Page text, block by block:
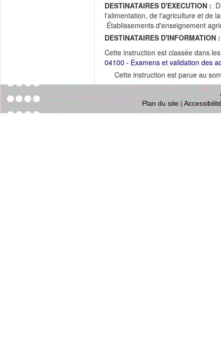
DESTINATAIRES D'EXECUTION :
l'alimentation, de l'agriculture et de
Établissements d'enseignement
DESTINATAIRES D'INFORMATION :
Cette instruction est classée dans
04100 - Examens et validation des
Cette instruction est parue au
Plan du site|